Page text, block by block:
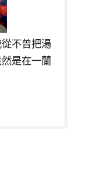
不曾把湯
是在一蘭